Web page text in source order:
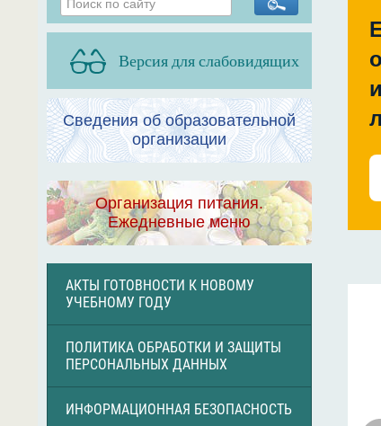
Версия для слабовидящих
Сведения об образовательной
организации
Организация питания.
Ежедневные меню
АКТЫ ГОТОВНОСТИ К НОВОМУ
УЧЕБНОМУ ГОДУ
ПОЛИТИКА ОБРАБОТКИ И ЗАЩИТЫ
ПЕРСОНАЛЬНЫХ ДАННЫХ
ИНФОРМАЦИОННАЯ БЕЗОПАСНОСТЬ